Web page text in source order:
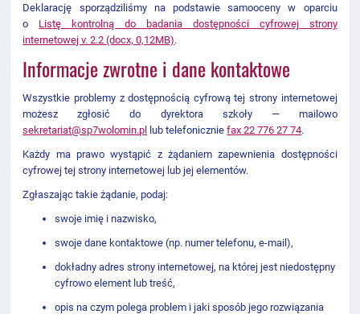
Deklarację sporządziliśmy na podstawie samooceny w oparciu
o Listę kontrolną do badania dostępności cyfrowej strony
internetowej v. 2.2 (docx, 0,12MB).
Informacje zwrotne i dane kontaktowe
Wszystkie problemy z dostępnością cyfrową tej strony internetowej
możesz zgłosić do dyrektora szkoły— mailowo
sekretariat@sp7wolomin.pl lub telefoniczniefax 22 776 27 74.
Każdy ma prawo wystąpić z żądaniem zapewnienia dostępności
cyfrowej tej strony internetowej lub jej elementów.
Zgłaszając takie żądanie, podaj:
swoje imię i nazwisko,
swoje dane kontaktowe (np. numer telefonu, e-mail),
dokładny adres strony internetowej, na której jest niedostępny
cyfrowo element lub treść,
opis na czym polega problem i jaki sposób jego rozwiązania